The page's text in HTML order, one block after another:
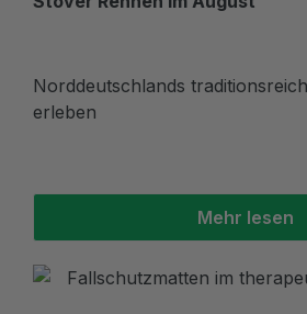
Norddeutschlands
erleben
Mehr lesen